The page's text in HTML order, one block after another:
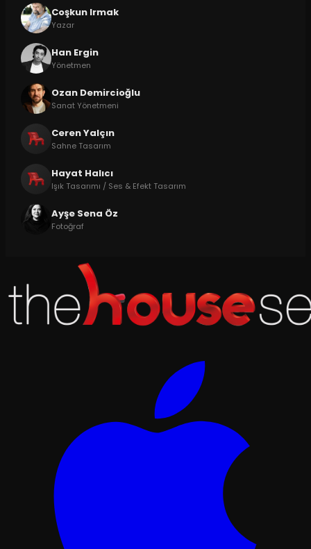
Coşkun Irmak
Yazar
Han Ergin
Yönetmen
Ozan Demircioğlu
Sanat Yönetmeni
Ceren Yalçın
Sahne Tasarım
Hayat Halıcı
Işık Tasarımı / Ses & Efekt Tasarım
Ayşe Sena Öz
Fotoğraf